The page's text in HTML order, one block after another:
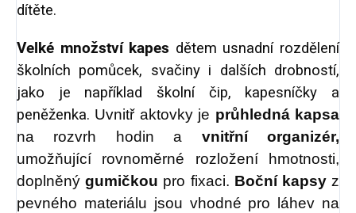
dítěte.
Velké množství kapes dětem usnadní rozdělení
školních pomůcek, svačiny i dalších drobností,
jako je například školní čip, kapesníčky a
peněženka. Uvnitř aktovky je průhledná kapsa
na rozvrh hodin a vnitřní organizér,
umožňující rovnoměrné rozložení hmotnosti,
doplněnýgumičkou pro fixaci. Boční kapsyz
pevného materiálu jsou vhodné pro láhev na